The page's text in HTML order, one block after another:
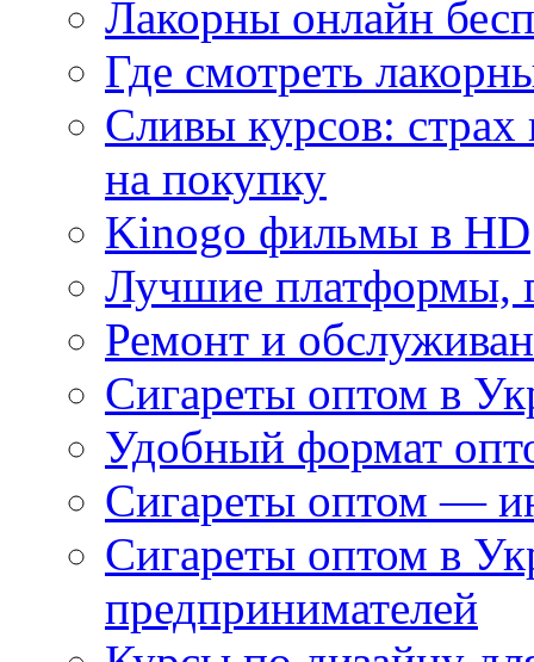
Лакорны онлайн
Где смотреть
Сливы курсов:
на покупку
Kinogo фильмы в HD
Лучшие платформы,
Ремонт и
Сигареты оптом в
Удобный формат
Сигареты оптом —
Сигареты оптом в
предпринимателей